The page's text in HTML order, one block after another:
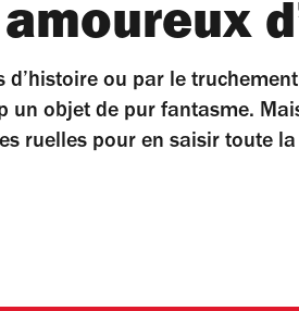
d’histoire ou par le
un objet de pur fantasme.
ruelles pour en saisir toute la